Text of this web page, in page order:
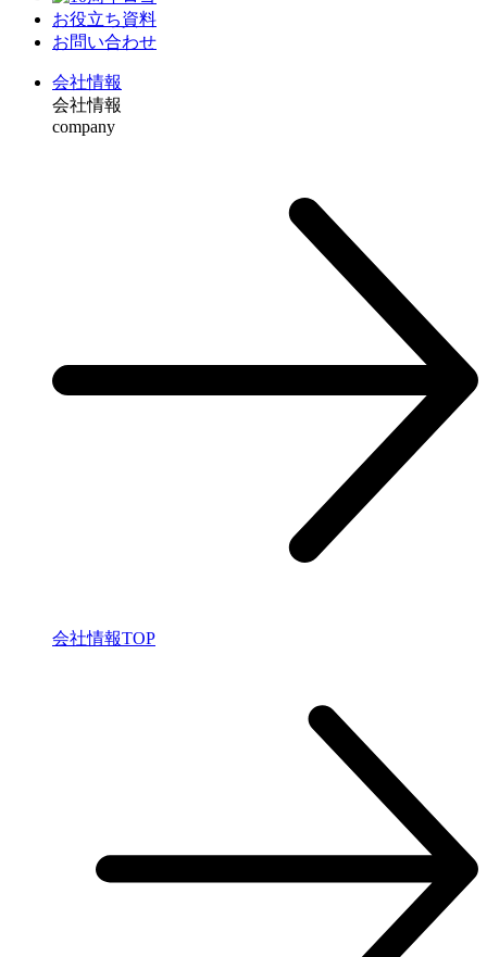
お役⽴ち資料
お問い合わせ
会社情報
会社情報
company
会社情報TOP